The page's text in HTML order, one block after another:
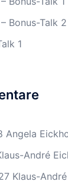
Bonus-Talk 2
1
Angela
André
Klaus-